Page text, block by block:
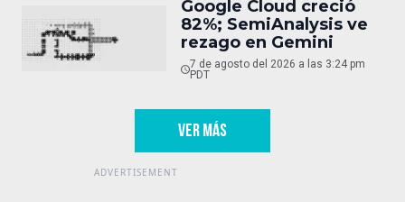
Google Cloud creció
82%; SemiAnalysis ve
rezago en Gemini
7 de agosto del 2026 a las 3:24 pm
PDT
VER MÁS